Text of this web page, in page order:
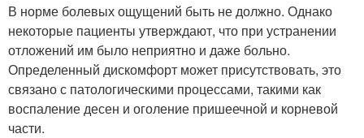
В норме болевых ощущений быть не должно. Однако
некоторые пациенты утверждают, что при устранении
отложений им было неприятно и даже больно.
Определенный дискомфорт может присутствовать, это
связано с патологическими процессами, такими как
воспаление десен и оголение пришеечной и корневой
части.